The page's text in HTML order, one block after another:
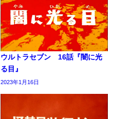
ウルトラセブン 16話『闇に光
る目』
2023年1月16日